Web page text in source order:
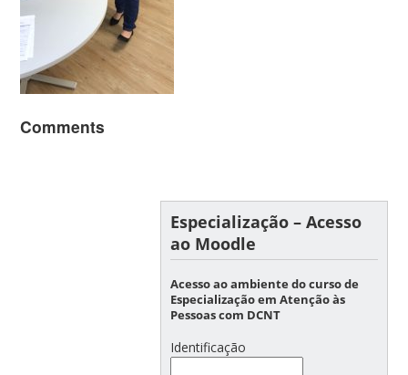
Comments
Especialização – Acesso
ao Moodle
Acesso ao ambiente do curso de
Especialização em Atenção às
Pessoas com DCNT
Identificação